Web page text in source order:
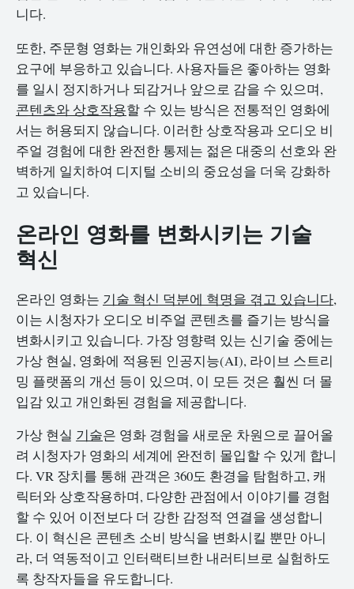
니다.
또한, 주문형 영화는 개인화와 유연성에 대한 증가하는
요구에 부응하고 있습니다. 사용자들은 좋아하는 영화
를 일시 정지하거나 되감거나 앞으로 감을 수 있으며,
콘텐츠와 상호작용할 수 있는 방식은 전통적인 영화에
서는 허용되지 않습니다. 이러한 상호작용과 오디오 비
주얼 경험에 대한 완전한 통제는 젊은 대중의 선호와 완
벽하게 일치하여 디지털 소비의 중요성을 더욱 강화하
고 있습니다.
온라인 영화를 변화시키는 기술
혁신
온라인 영화는 기술 혁신 덕분에 혁명을 겪고 있습니다,
이는 시청자가 오디오 비주얼 콘텐츠를 즐기는 방식을
변화시키고 있습니다. 가장 영향력 있는 신기술 중에는
가상 현실, 영화에 적용된 인공지능(AI), 라이브 스트리
밍 플랫폼의 개선 등이 있으며, 이 모든 것은 훨씬 더 몰
입감 있고 개인화된 경험을 제공합니다.
가상 현실 기술은 영화 경험을 새로운 차원으로 끌어올
려 시청자가 영화의 세계에 완전히 몰입할 수 있게 합니
다. VR 장치를 통해 관객은 360도 환경을 탐험하고, 캐
릭터와 상호작용하며, 다양한 관점에서 이야기를 경험
할 수 있어 이전보다 더 강한 감정적 연결을 생성합니
다. 이 혁신은 콘텐츠 소비 방식을 변화시킬 뿐만 아니
라, 더 역동적이고 인터랙티브한 내러티브로 실험하도
록 창작자들을 유도합니다.